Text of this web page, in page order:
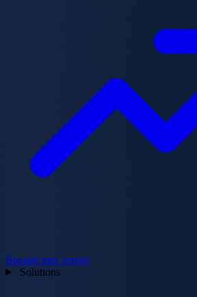
Booster mes ventes
Solutions